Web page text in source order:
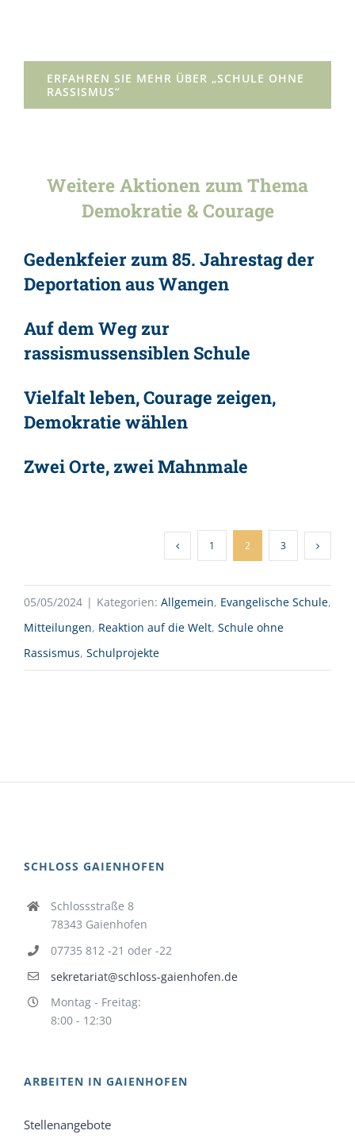
ERFAHREN SIE MEHR ÜBER „SCHULE OHNE
RASSISMUS“
Weitere Aktionen zum Thema
Demokratie & Courage
Gedenkfeier zum 85. Jahrestag der
Deportation aus Wangen
Auf dem Weg zur
rassismussensiblen Schule
Vielfalt leben, Courage zeigen,
Demokratie wählen
Zwei Orte, zwei Mahnmale
1 2 3
05/05/2024 | Kategorien: Allgemein, Evangelische Schule,
Mitteilungen, Reaktion auf die Welt, Schule ohne
Rassismus, Schulprojekte
SCHLOSS GAIENHOFEN
Schlossstraße 8
78343 Gaienhofen
07735 812 -21 oder -22
sekretariat@schloss-gaienhofen.de
Montag - Freitag:
8:00 - 12:30
ARBEITEN IN GAIENHOFEN
Stellenangebote